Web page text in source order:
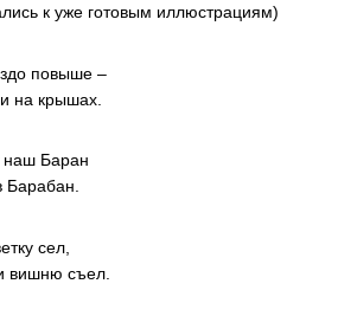
к уже готовым иллюстрациям)
повыше –
на крышах.
Баран
Барабан.
сел,
вишню съел.